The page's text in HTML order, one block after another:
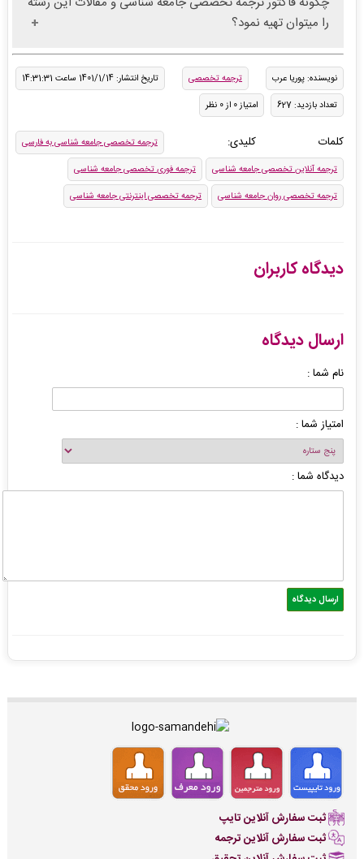
را میتوان تهیه نمود؟
نویسنده: پوریا عرب ترجمه تخصصی
تاریخ انتشار: 1401/1/14 ساعت 14:31:31
تعداد بازدید: 627
امتیاز 0 از 0 نظر
کلمات کلیدی:
ترجمه تخصصی جامعه شناسی به فارسی
ترجمه آنلاین تخصصی جامعه شناسی
ترجمه فوری تخصصی جامعه شناسی
ترجمه تخصصی روان جامعه شناسی
ترجمه تخصصی اینترنتی جامعه شناسی
دیدگاه کاربران
ارسال دیدگاه
نام شما :
امتیاز شما :
دیدگاه شما :
ثبت سفارش آنلاین تایپ
ثبت سفارش آنلاین ترجمه